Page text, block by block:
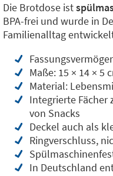
Die Brotdose ist
BPA-frei und wurde in
Familienalltag
Maße: 15 × 14 × 5
Material:
Integrierte
von Snacks
Deckel auch als
Ringverschluss,
In Deutschland